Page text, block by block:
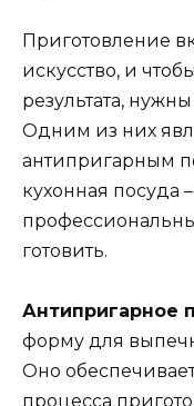
Приготовление
искусство, и
результата,
Одним из них
антипригарным
кухонная посуда
готовить.
Антипригарное
форму для
Оно
процесса